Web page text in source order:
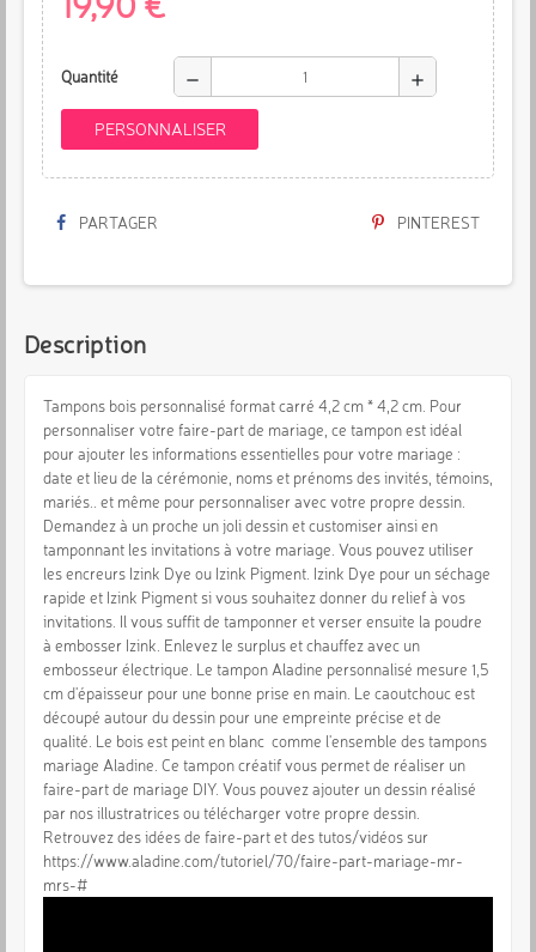
Quantité remove add
PERSONNALISER
PARTAGER PINTEREST
Description
Tampons bois personnalisé format carré 4,2 cm * 4,2 cm. Pour
personnaliser votre faire-part de mariage, ce tampon est idéal
pour ajouter les informations essentielles pour votre mariage :
date et lieu de la cérémonie, noms et prénoms des invités, témoins,
mariés.. et même pour personnaliser avec votre propre dessin.
Demandez à un proche un joli dessin et customiser ainsi en
tamponnant les invitations à votre mariage. Vous pouvez utiliser
les encreurs Izink Dye ou Izink Pigment. Izink Dye pour un séchage
rapide et Izink Pigment si vous souhaitez donner du relief à vos
invitations. Il vous suffit de tamponner et verser ensuite la poudre
à embosser Izink. Enlevez le surplus et chauffez avec un
embosseur électrique. Le tampon Aladine personnalisé mesure 1,5
cm d'épaisseur pour une bonne prise en main. Le caoutchouc est
découpé autour du dessin pour une empreinte précise et de
qualité. Le bois est peint en blanc comme l'ensemble des tampons
mariage Aladine. Ce tampon créatif vous permet de réaliser un
faire-part de mariage DIY. Vous pouvez ajouter un dessin réalisé
par nos illustratrices ou télécharger votre propre dessin.
Retrouvez des idées de faire-part et des tutos/vidéos sur
https://www.aladine.com/tutoriel/70/faire-part-mariage-mr-
mrs-#